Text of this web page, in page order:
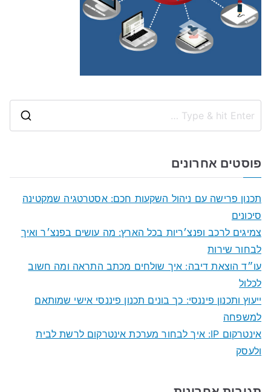
פוסטים אחרונים
תכנון פרישה עם ניהול השקעות חכם: אסטרטגיה שמקטינה
סיכונים
צמיגים לרכב ופנצ׳ריות בכל הארץ: מה עושים בפנצ׳ר ואיך
לבחור שירות
עו״ד הוצאת דיבה: איך שולחים מכתב התראה ומה חשוב
לכלול
ייעוץ ותכנון פיננסי: כך בונים תכנון פיננסי אישי שמותאם
למשפחה
אינטרקום IP: איך לבחור מערכת אינטרקום לרשת לבית
ולעסק